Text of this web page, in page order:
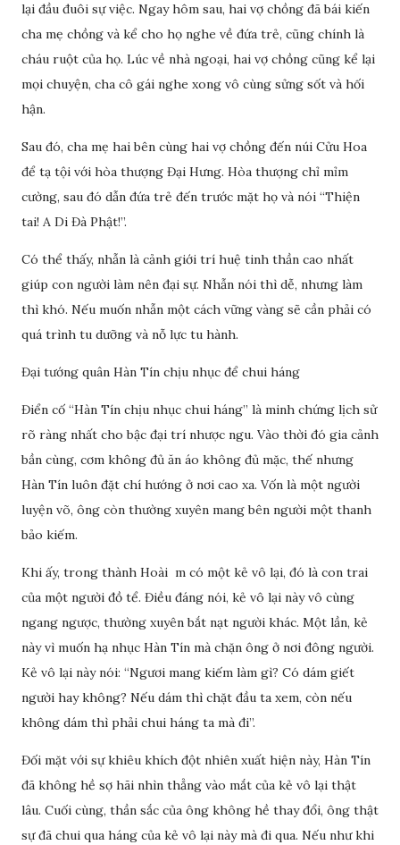
lại đầu đuôi sự việc. Ngay hôm sau, hai vợ chồng đã bái kiến
cha mẹ chồng và kể cho họ nghe về đứa trẻ, cũng chính là
cháu ruột của họ. Lúc về nhà ngoại, hai vợ chồng cũng kể lại
mọi chuyện, cha cô gái nghe xong vô cùng sửng sốt và hối
hận.
Sau đó, cha mẹ hai bên cùng hai vợ chồng đến núi Cửu Hoa
để tạ tội với hòa thượng Đại Hưng. Hòa thượng chỉ mỉm
cường, sau đó dẫn đứa trẻ đến trước mặt họ và nói “Thiện
tai! A Di Đà Phật!”.
Có thể thấy, nhẫn là cảnh giới trí huệ tinh thần cao nhất
giúp con người làm nên đại sự. Nhẫn nói thì dễ, nhưng làm
thì khó. Nếu muốn nhẫn một cách vững vàng sẽ cần phải có
quá trình tu dưỡng và nỗ lực tu hành.
Đại tướng quân Hàn Tín chịu nhục để chui háng
Điển cố “Hàn Tín chịu nhục chui háng” là minh chứng lịch sử
rõ ràng nhất cho bậc đại trí nhược ngu. Vào thời đó gia cảnh
bần cùng, cơm không đủ ăn áo không đủ mặc, thế nhưng
Hàn Tín luôn đặt chí hướng ở nơi cao xa. Vốn là một người
luyện võ, ông còn thường xuyên mang bên người một thanh
bảo kiếm.
Khi ấy, trong thành Hoài m có một kẻ vô lại, đó là con trai
của một người đồ tể. Điều đáng nói, kẻ vô lại này vô cùng
ngang ngược, thường xuyên bắt nạt người khác. Một lần, kẻ
này vì muốn hạ nhục Hàn Tín mà chặn ông ở nơi đông người.
Kẻ vô lại này nói: “Ngươi mang kiếm làm gì? Có dám giết
người hay không? Nếu dám thì chặt đầu ta xem, còn nếu
không dám thì phải chui háng ta mà đi”.
Đối mặt với sự khiêu khích đột nhiên xuất hiện này, Hàn Tín
đã không hề sợ hãi nhìn thẳng vào mắt của kẻ vô lại thật
lâu. Cuối cùng, thần sắc của ông không hề thay đổi, ông thật
sự đã chui qua háng của kẻ vô lại này mà đi qua. Nếu như khi